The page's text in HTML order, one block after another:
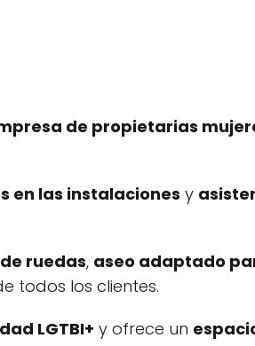
de propietarias
en las instalaciones y
ruedas, aseo adaptado
todos los clientes.
LGTBI+ y ofrece un